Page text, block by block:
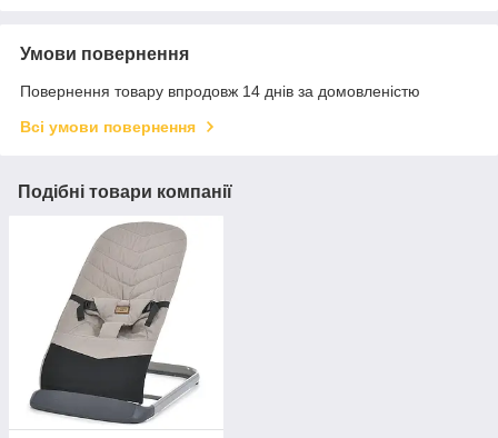
Умови повернення
Повернення товару впродовж 14 днів за домовленістю
Всі умови повернення
Подібні товари компанії